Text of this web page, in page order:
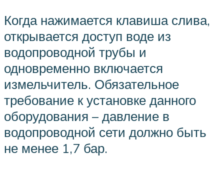
Когда нажимается клавиша слива,
открывается доступ воде из
водопроводной трубы и
одновременно включается
измельчитель. Обязательное
требование к установке данного
оборудования – давление в
водопроводной сети должно быть
не менее 1,7 бар.